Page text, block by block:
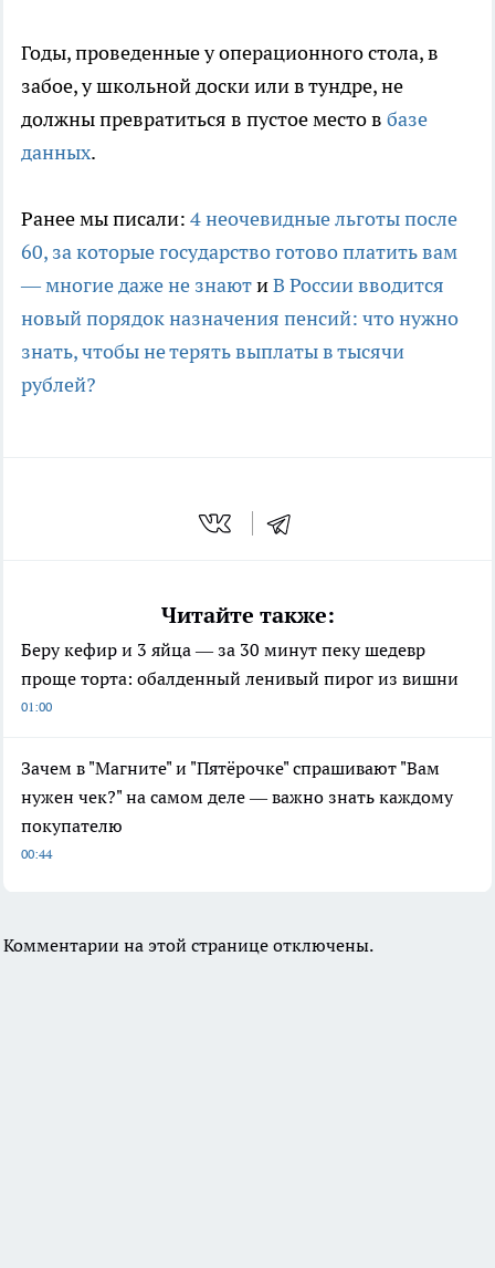
Годы, проведенные у операционного стола, в
забое, у школьной доски или в тундре, не
должны превратиться в пустое место в базе
данных.
Ранее мы писали: 4 неочевидные льготы после
60, за которые государство готово платить вам
— многие даже не знаютиВ России вводится
новый порядок назначения пенсий: что нужно
знать, чтобы не терять выплаты в тысячи
рублей?
Читайте также:
Беру кефир и 3 яйца — за 30 минут пеку шедевр
проще торта: обалденный ленивый пирог из вишни
01:00
Зачем в "Магните" и "Пятёрочке" спрашивают "Вам
нужен чек?" на самом деле — важно знать каждому
покупателю
00:44
Комментарии на этой странице отключены.